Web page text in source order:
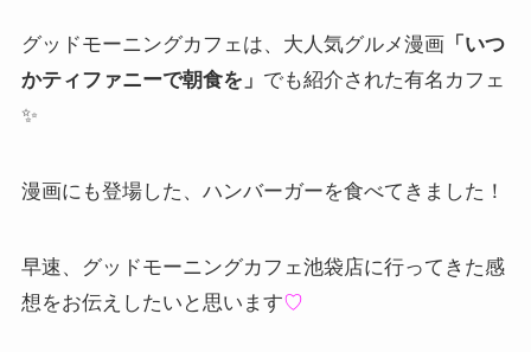
グッドモーニングカフェは、大人気グルメ漫画「いつ
かティファニーで朝食を」 でも紹介された有名カフェ
✨
漫画にも登場した、ハンバーガーを食べてきました！
早速、グッドモーニングカフェ池袋店に行ってきた感
想をお伝えしたいと思います♡